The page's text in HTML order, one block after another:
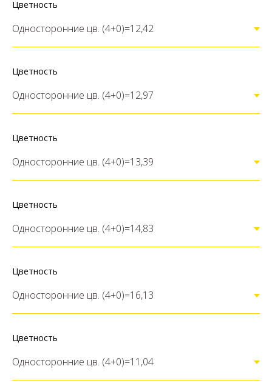
Цветность
Цветность
Цветность
Цветность
Цветность
Цветность